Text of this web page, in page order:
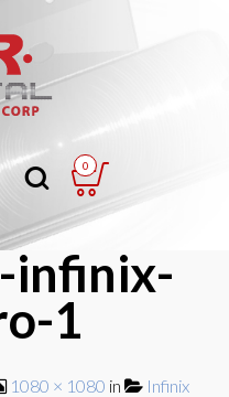
0
infinix-
1
1080 × 1080 in
Infinix